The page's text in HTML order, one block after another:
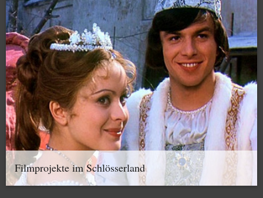
Filmprojekte im Schlösserland